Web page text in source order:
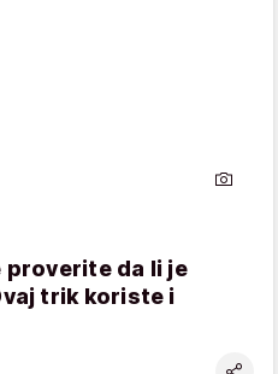
proverite da li je
trik koriste i